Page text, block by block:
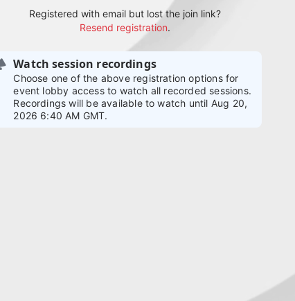
Registered with email but lost the join link?
Resend registration.
Watch session recordings
Choose one of the above registration options for
event lobby access to watch all recorded sessions.
Recordings will be available to watch until Aug 20,
2026 6:40 AM GMT.